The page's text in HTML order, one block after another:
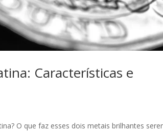
Características e
O que faz esses dois metais brilhantes